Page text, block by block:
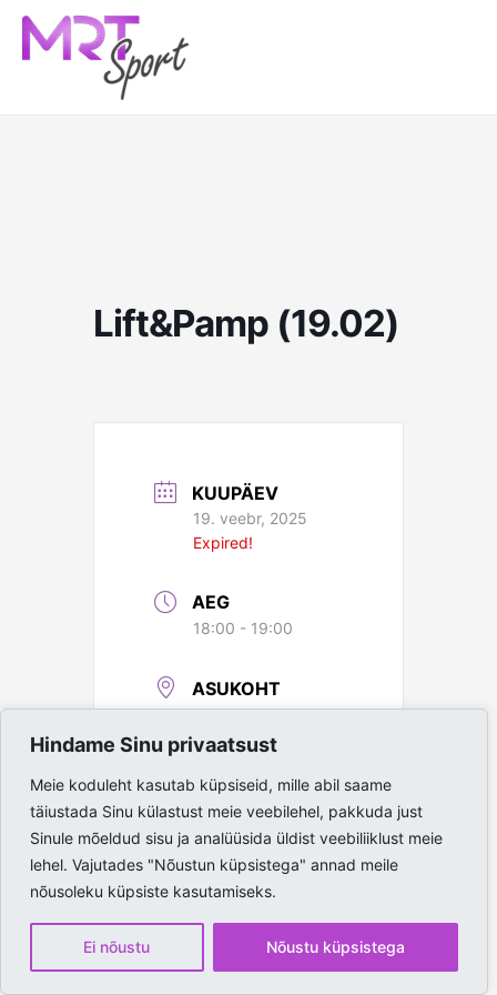
Hindame Sinu privaatsust
Meie koduleht kasutab küpsiseid, mille abil saame
täiustada Sinu külastust meie veebilehel, pakkuda just
Sinule mõeldud sisu ja analüüsida üldist veebiliiklust meie
lehel. Vajutades "Nõustun küpsistega" annad meile
nõusoleku küpsiste kasutamiseks.
Ei nõustu Nõustu küpsistega
content
Lift&Pamp (19.02)
KUUPÄEV
19. veebr, 2025
Expired!
AEG
18:00 - 19:00
ASUKOHT